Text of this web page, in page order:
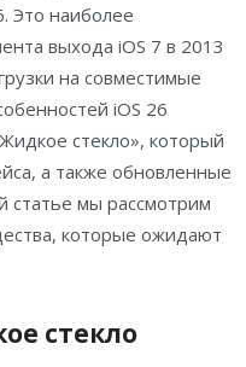
Это наиболее
выхода iOS 7 в 2013
на совместимые
iOS 26
стекло», который
а также обновленные
статье мы рассмотрим
которые ожидают
стекло